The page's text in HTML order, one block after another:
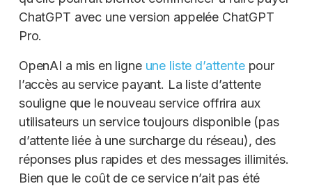
ChatGPT avec une version appelée ChatGPT
Pro.
OpenAI a mis en ligne une liste d’attentepour
l’accès au service payant. La liste d’attente
souligne que le nouveau service offrira aux
utilisateurs un service toujours disponible (pas
d’attente liée à une surcharge du réseau), des
réponses plus rapides et des messages illimités.
Bien que le coût de ce service n’ait pas été